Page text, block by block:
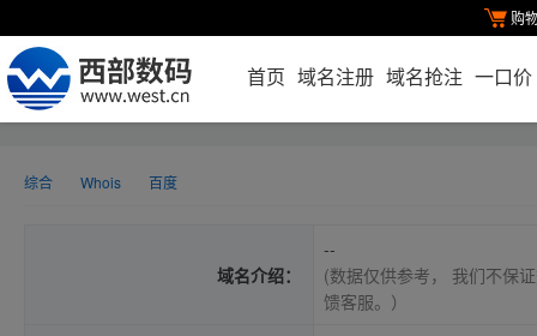
购
首页 域名注册 域名抢注 一口价
综合 Whois 百度
域名介绍：
--
(数据仅供参考， 我们不保
馈客服。）